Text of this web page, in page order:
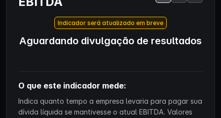
Indicador será atualizado em breve
Aguardando divulgação de resultados
O que este indicador mede:
Indica quanto tempo a empresa levaria para pagar sua
dívida líquida se mantivesse o atual EBITDA. Valores